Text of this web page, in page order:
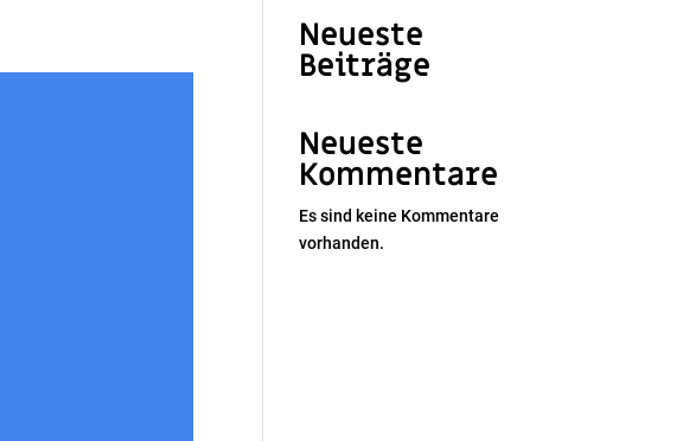
Neueste
Beiträge
Neueste
Kommentare
Es sind keine Kommentare
vorhanden.